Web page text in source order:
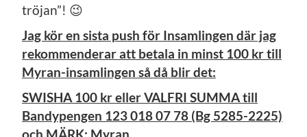
tröjan”! 😉
Jag kör en sista push för Insamlingen där jag
rekommenderar att betala in minst 100 kr till
Myran-insamlingen så då blir det:
SWISHA 100 kr eller VALFRI SUMMA till
Bandypengen 123 018 07 78 (Bg 5285-2225)